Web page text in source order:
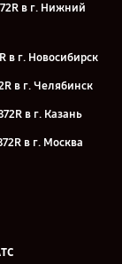
в г. Нижний
в г. Новосибирск
в г. Челябинск
в г. Казань
в г. Москва